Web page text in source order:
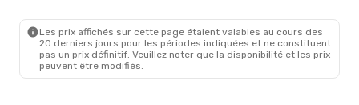
Les prix affichés sur cette page étaient valables au cours des
20 derniers jours pour les périodes indiquées et ne constituent
pas un prix définitif. Veuillez noter que la disponibilité et les prix
peuvent être modifiés.